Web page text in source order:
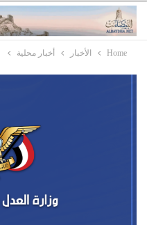
Home الأخبار أخبار محلية